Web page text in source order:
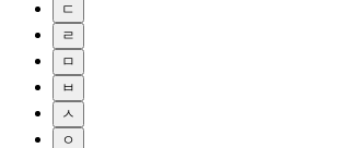
ㄷ
ㄹ
ㅁ
ㅂ
ㅅ
ㅇ